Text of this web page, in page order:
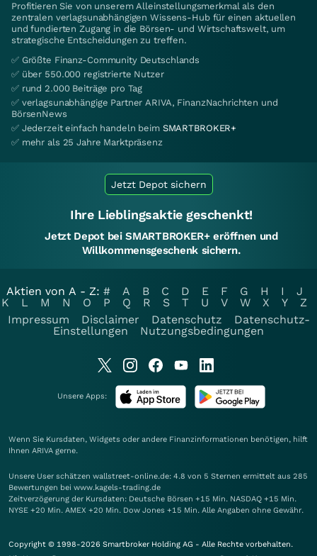
Profitieren Sie von unserem Alleinstellungsmerkmal als den
zentralen verlagsunabhängigen Wissens-Hub für einen aktuellen
und fundierten Zugang in die Börsen- und Wirtschaftswelt, um
strategische Entscheidungen zu treffen.
✅ Größte Finanz-Community Deutschlands
✅ über 550.000 registrierte Nutzer
✅ rund 2.000 Beiträge pro Tag
✅ verlagsunabhängige Partner ARIVA, FinanzNachrichten und
BörsenNews
✅ Jederzeit einfach handeln beim SMARTBROKER+
✅ mehr als 25 Jahre Marktpräsenz
Jetzt Depot sichern
Ihre Lieblingsaktie geschenkt!
Jetzt Depot bei SMARTBROKER+ eröffnen und
Willkommensgeschenk sichern.
Aktien von A - Z: # A B C D E F G H I
J
K
L M N O P Q R S T U V W X Y
Z
Impressum
Disclaimer Datenschutz
Datenschutz-
Einstellungen
Nutzungsbedingungen
Unsere Apps:
Wenn Sie Kursdaten, Widgets oder andere Finanzinformationen benötigen, hilft
Ihnen ARIVA gerne.
Unsere User schätzen wallstreet-online.de: 4.8 von 5 Sternen ermittelt aus 285
Bewertungen bei www.kagels-trading.de
Zeitverzögerung der Kursdaten: Deutsche Börsen +15 Min. NASDAQ +15 Min.
NYSE +20 Min. AMEX +20 Min. Dow Jones +15 Min. Alle Angaben ohne Gewähr.
Copyright © 1998-2026 Smartbroker Holding AG - Alle Rechte vorbehalten.